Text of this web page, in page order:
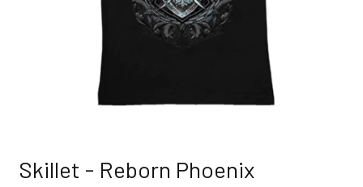
Skillet - Reborn Phoenix